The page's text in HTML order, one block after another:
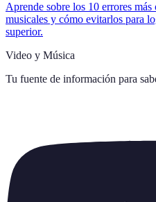
Aprende sobre los 10 errores
musicales y cómo evitarlos para
superior.
Video y Música
Tu fuente de información para